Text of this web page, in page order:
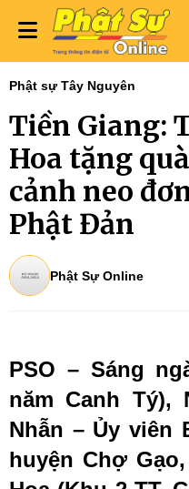
Phật sự Tây Nguyên
Tiền Giang:
Hoa tặng
cảnh neo
Phật Đản
Phật Sự Online
PSO – Sáng
năm Canh
Nhẫn – Ủy viên
huyện Chợ